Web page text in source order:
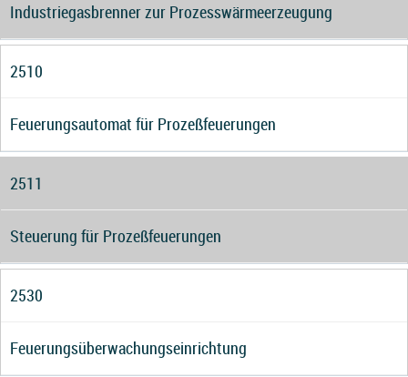
Industriegasbrenner zur Prozesswärmeerzeugung
2510
Feuerungsautomat für Prozeßfeuerungen
2511
Steuerung für Prozeßfeuerungen
2530
Feuerungsüberwachungseinrichtung